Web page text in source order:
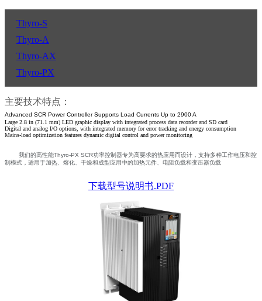
Thyro-S
Thyro-A
Thyro-AX
Thyro-PX
主要技术特点：
Advanced SCR Power Controller Supports Load Currents Up to 2900 A
Large 2.8 in (71.1 mm) LED graphic display with integrated process data recorder and SD card
Digital and analog I/O options, with integrated memory for error tracking and energy consumption
Mains-load optimization features dynamic digital control and power monitoring
我们的高性能Thyro-PX SCR功率控制器专为高要求的热应用而设计，支持多种工作电压和控
制模式，适用于加热、熔化、干燥和成型应用中的加热元件、电阻负载和变压器负载
下载型号说明书.PDF